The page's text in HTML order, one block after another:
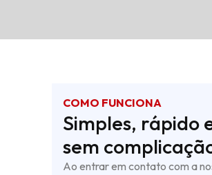
COMO FUNCIONA
Simples, rápido
sem
Ao entrar em contato com a